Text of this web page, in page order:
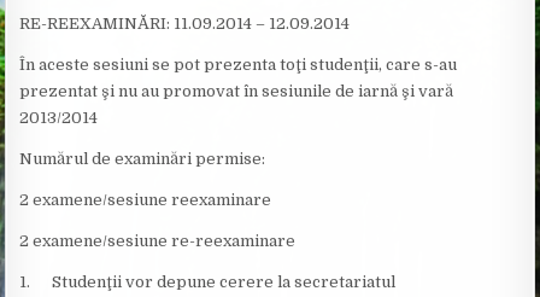
A
T
:
RE-REEXAMINĂRI: 11.09.2014 – 12.09.2014
În aceste sesiuni se pot prezenta toţi studenţii, care s-au
prezentat şi nu au promovat în sesiunile de iarnă şi vară
2013/2014
Numărul de examinări permise:
2 examene/sesiune reexaminare
2 examene/sesiune re-reexaminare
1. Studenţii vor depune cerere la secretariatul